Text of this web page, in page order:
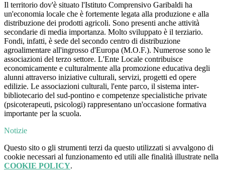
Il territorio dov'è situato l'Istituto Comprensivo Garibaldi ha
un'economia locale che è fortemente legata alla produzione e alla
distribuzione dei prodotti agricoli. Sono presenti anche attività
secondarie di media importanza. Molto sviluppato è il terziario.
Fondi, infatti, è sede del secondo centro di distribuzione
agroalimentare all'ingrosso d'Europa (M.O.F.). Numerose sono le
associazioni del terzo settore. L'Ente Locale contribuisce
economicamente e culturalmente alla promozione educativa degli
alunni attraverso iniziative culturali, servizi, progetti ed opere
edilizie. Le associazioni culturali, l'ente parco, il sistema inter-
bibliotecario del sud-pontino e competenze specialistiche private
(psicoterapeuti, psicologi) rappresentano un'occasione formativa
importante per la scuola.
Notizie
Questo sito o gli strumenti terzi da questo utilizzati si avvalgono di
cookie necessari al funzionamento ed utili alle finalità illustrate nella
COOKIE POLICY.